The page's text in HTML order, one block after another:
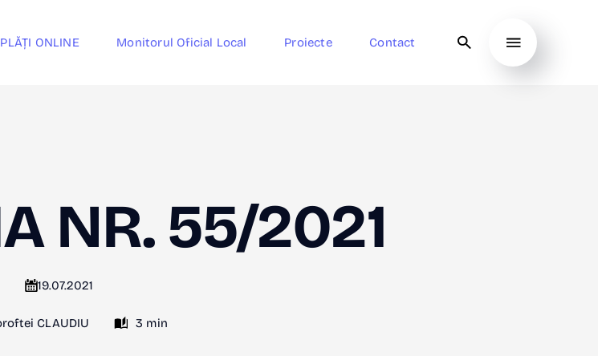
PLĂȚI ONLINE Monitorul Oficial Local Proiecte Contact
NR. 55/2021
19.07.2021
CLAUDIU 3 min